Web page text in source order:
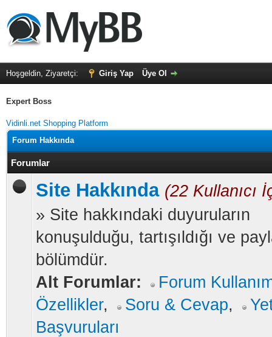
Hoşgeldin, Ziyaretçi: Giriş Yap Üye Ol
Expert Boss
Vidinli.net Shopping Platform
Forum Hakkında
Forumlar
Site Hakkında (22 Kullanıcı
» Site hakkındaki duyuruların
konuşulduğu, tartışıldığı ve
bölümdür.
Alt Forumlar:
Forum
Özellikler, Soru & Cevap,
Başvuruları